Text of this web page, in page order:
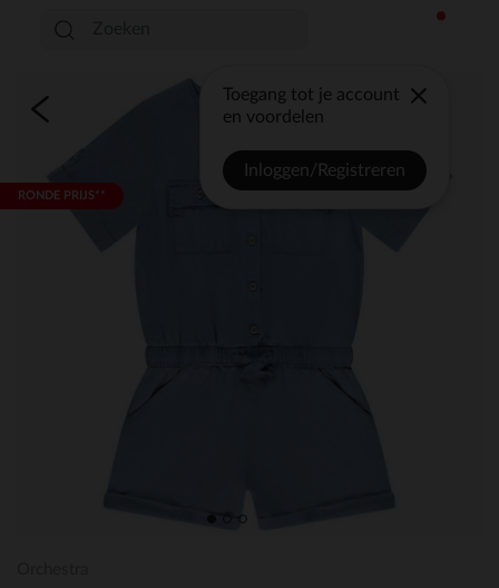
Toegang tot je account
en voordelen
Inloggen/Registreren
RONDE PRIJS**